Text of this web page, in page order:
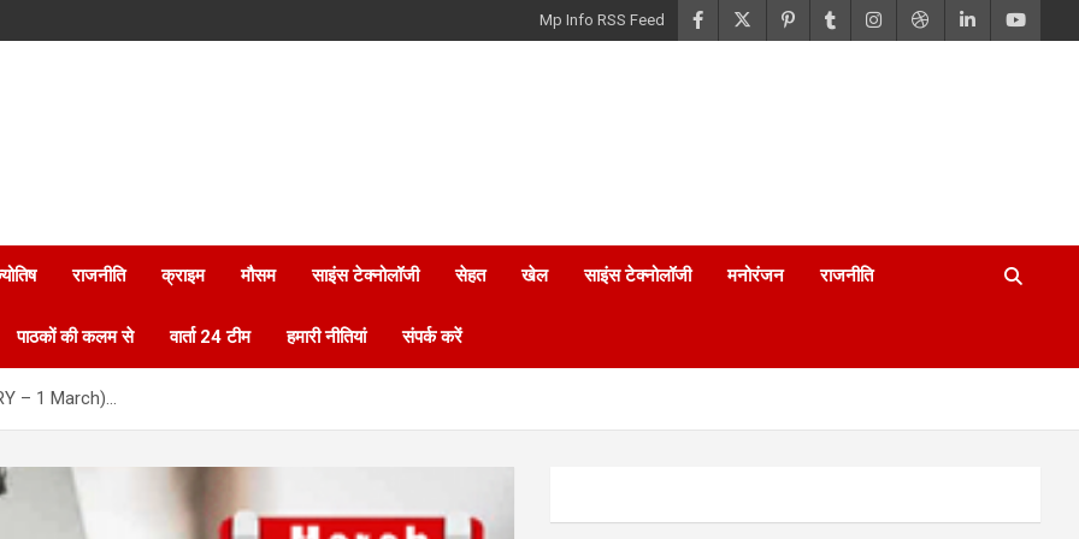
Mp Info RSS Feed
राजनीति क्राइम मौसम साइंस टेक्नोलॉजी सेहत खेल साइंस टेक्नोलॉजी मनोरंजन राजनीति
पाठकों की कलम से वार्ता 24 टीम हमारी नीतियां संपर्क करें
– 1 March)…